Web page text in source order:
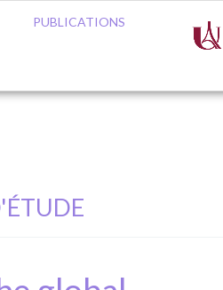
PUBLICATIONS